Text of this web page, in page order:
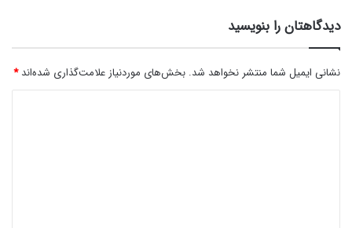
دیدگاهتان را بنویسید
نشانی ایمیل شما منتشر نخواهد شد. بخش‌های موردنیاز علامت‌گذاری شده‌اند*